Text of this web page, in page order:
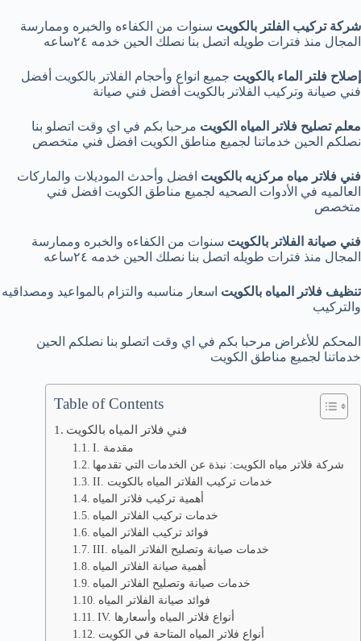
شركة تركيب الفلتر بالكويت سنوات من الكفاءه والخبره وممارسة
المجال منذ فترات طويله اتصل بنا نصلك الحين خدمه ٢٤ساعه
إصلاح فلتر الماء بالكويت جميع انواع وأحجام الفلاتر بالكويت أفضل
فني صيانة وتركيب الفلاتر بالكويت أفضل فني صيانة
معلم تصليح فلاتر المياه الكويت مرحبا بكم في اي وقت اتصلو بنا
نصلكم الحين خدماتنا لجميع مناطق الكويت افضل فني متخصص
فني فلاتر مياه مركزيه بالكويت افضل وأحدث الموديلات والماركات
العالميه في الأدوات الصحيه لجميع مناطق الكويت افضل فني
متخصص
فني صيانة الفلاتر بالكويت سنوات من الكفاءه والخبره وممارسة
المجال منذ فترات طويله اتصل بنا نصلك الحين خدمه ٢٤ساعه
تنظيف فلاتر المياه بالكويت اسعار مناسبه والتزام بالمواعيد ومصداقيه
والتركيب
المحكم للأغراض مرحبا بكم في اي وقت اتصلو بنا نصلكم الحين
خدماتنا لجميع مناطق الكويت
Table of Contents
فني فلاتر المياه بالكويت
I. مقدمة
شركة فلاتر مياه الكويت: نبذة عن الخدمات التي تقدمها
II. خدمات تركيب الفلاتر المياه بالكويت
أهمية تركيب فلاتر المياه
خدمات تركيب الفلاتر المياه
فوائد تركيب الفلاتر المياه
III. خدمات صيانة وتصليح الفلاتر المياه
أهمية صيانة الفلاتر المياه
خدمات صيانة وتصليح الفلاتر المياه
فوائد صيانة الفلاتر المياه
IV. أنواع فلاتر المياه وأسعارها
أنواع فلاتر المياه المتاحة في الكويت